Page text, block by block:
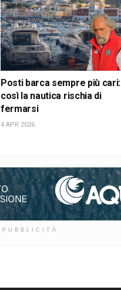
Posti barca sempre più cari:
così la nautica rischia di
fermarsi
4 APR 2026
PUBBLICITÀ